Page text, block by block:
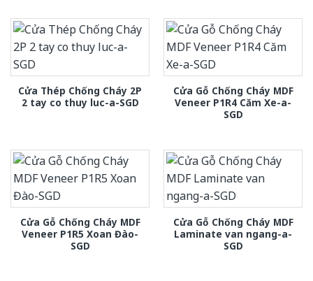
Cửa Thép Chống Cháy 2P
2 tay co thuy luc-a-SGD
Cửa Gỗ Chống Cháy MDF
Veneer P1R4 Căm Xe-a-
SGD
Cửa Gỗ Chống Cháy MDF
Veneer P1R5 Xoan Đào-
SGD
Cửa Gỗ Chống Cháy MDF
Laminate van ngang-a-
SGD